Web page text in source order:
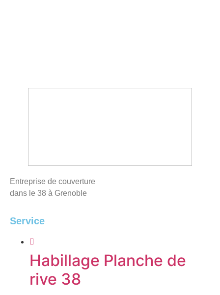
Entreprise de couverture
dans le 38 à Grenoble
Service
Habillage Planche de
rive 38